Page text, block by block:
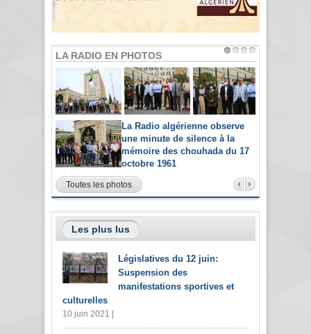
LA RADIO EN PHOTOS
La Radio algérienne observe
une minute de silence à la
mémoire des chouhada du 17
octobre 1961
Toutes les photos
Les plus lus
Législatives du 12 juin:
Suspension des
manifestations sportives et
culturelles
10 juin 2021 |